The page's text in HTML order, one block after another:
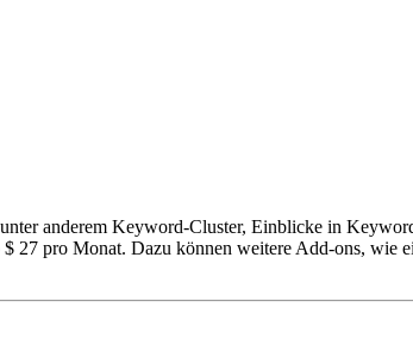
anderem Keyword-Cluster, Einblicke in
27 pro Monat. Dazu können weitere Add-ons, wie